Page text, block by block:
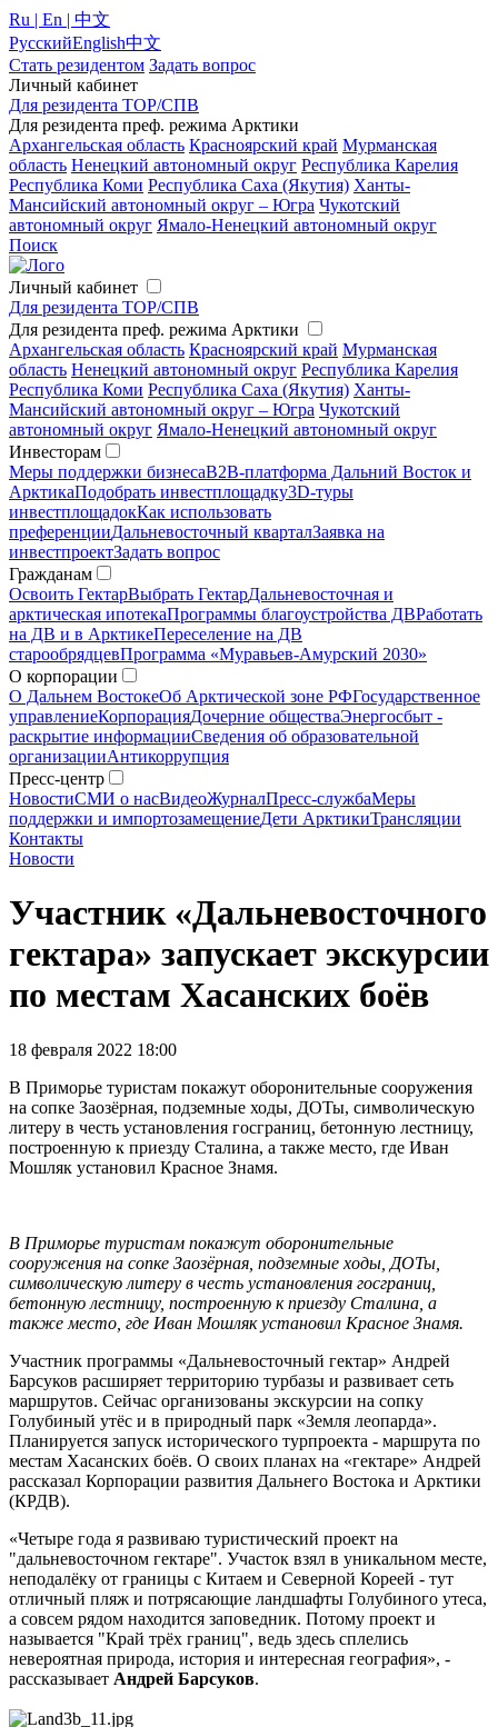
Ru | En | 中文
РусскийEnglish中文
Стать резидентом Задать вопрос
Личный кабинет
Для резидента ТОР/СПВ
Для резидента преф. режима Арктики
Архангельская область Красноярский край Мурманская
область Ненецкий автономный округ Республика Карелия
Республика Коми Республика Саха (Якутия) Ханты-
Мансийский автономный округ – Югра Чукотский
автономный округ Ямало-Ненецкий автономный округ
Поиск
Личный кабинет
Для резидента ТОР/СПВ
Для резидента преф. режима Арктики
Архангельская область Красноярский край Мурманская
область Ненецкий автономный округ Республика Карелия
Республика Коми Республика Саха (Якутия) Ханты-
Мансийский автономный округ – Югра Чукотский
автономный округ Ямало-Ненецкий автономный округ
Инвесторам
Меры поддержки бизнесаB2B-платформа Дальний Восток и
АрктикаПодобрать инвестплощадку3D-туры
инвестплощадокКак использовать
преференцииДальневосточный кварталЗаявка на
инвестпроектЗадать вопрос
Гражданам
Освоить ГектарВыбрать ГектарДальневосточная и
арктическая ипотекаПрограммы благоустройства ДВРаботать
на ДВ и в АрктикеПереселение на ДВ
старообрядцевПрограмма «Муравьев-Амурский 2030»
О корпорации
О Дальнем ВостокеОб Арктической зоне РФГосударственное
управлениеКорпорацияДочерние обществаЭнергосбыт -
раскрытие информацииСведения об образовательной
организацииАнтикоррупция
Пресс-центр
НовостиСМИ о насВидеоЖурналПресс-службаМеры
поддержки и импортозамещениеДети АрктикиТрансляции
Контакты
Новости
Участник «Дальневосточного
гектара» запускает экскурсии
по местам Хасанских боёв
18 февраля 2022 18:00
В Приморье туристам покажут оборонительные сооружения
на сопке Заозёрная, подземные ходы, ДОТы, символическую
литеру в честь установления госграниц, бетонную лестницу,
построенную к приезду Сталина, а также место, где Иван
Мошляк установил Красное Знамя.
В Приморье туристам покажут оборонительные
сооружения на сопке Заозёрная, подземные ходы, ДОТы,
символическую литеру в честь установления госграниц,
бетонную лестницу, построенную к приезду Сталина, а
также место, где Иван Мошляк установил Красное Знамя.
Участник программы «Дальневосточный гектар» Андрей
Барсуков расширяет территорию турбазы и развивает сеть
маршрутов. Сейчас организованы экскурсии на сопку
Голубиный утёс и в природный парк «Земля леопарда».
Планируется запуск исторического турпроекта - маршрута по
местам Хасанских боёв. О своих планах на «гектаре» Андрей
рассказал Корпорации развития Дальнего Востока и Арктики
(КРДВ).
«Четыре года я развиваю туристический проект на
"дальневосточном гектаре". Участок взял в уникальном месте,
неподалёку от границы с Китаем и Северной Кореей - тут
отличный пляж и потрясающие ландшафты Голубиного утеса,
а совсем рядом находится заповедник. Потому проект и
называется "Край трёх границ", ведь здесь сплелись
невероятная природа, история и интересная география», -
рассказывает Андрей Барсуков.